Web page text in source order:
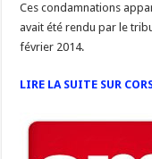
Ces condamnations
avait été rendu par le
février 2014.
LIRE LA SUITE SUR